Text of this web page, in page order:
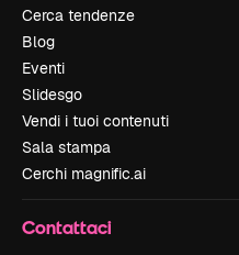
Cerca tendenze
Blog
Eventi
Slidesgo
Vendi i tuoi contenuti
Sala stampa
Cerchi magnific.ai
Contattaci